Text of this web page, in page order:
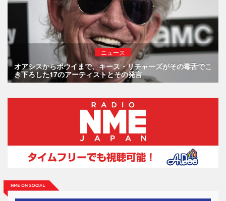
ニュース
オアシスからボウイまで、キース・リチャーズがその毒舌でこ
き下ろした17のアーティストとその発言